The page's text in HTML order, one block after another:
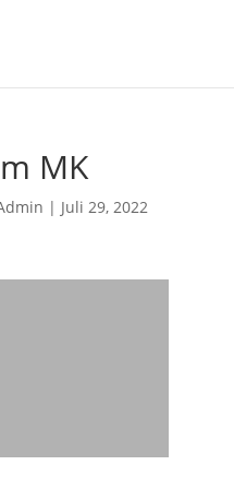
MK
| Juli 29, 2022